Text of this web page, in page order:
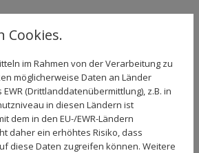
DICH AUCH
Cookies.
im Rahmen von der Verarbeitung zu
möglicherweise Daten an Länder
(Drittlanddatenübermittlung), z.B. in
in diesen Ländern ist
dem in den EU-/EWR-Ländern
daher ein erhöhtes Risiko, dass
diese Daten zugreifen können. Weitere